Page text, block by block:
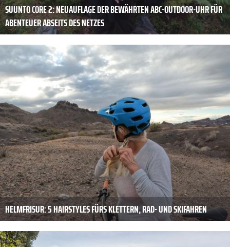
SUUNTO CORE 2: NEUAUFLAGE DER BEWÄHRTEN ABC-OUTDOOR-UHR FÜR
ABENTEUER ABSEITS DES NETZES
HELMFRISUR: 5 HAIRSTYLES FÜRS KLETTERN, RAD- UND SKIFAHREN